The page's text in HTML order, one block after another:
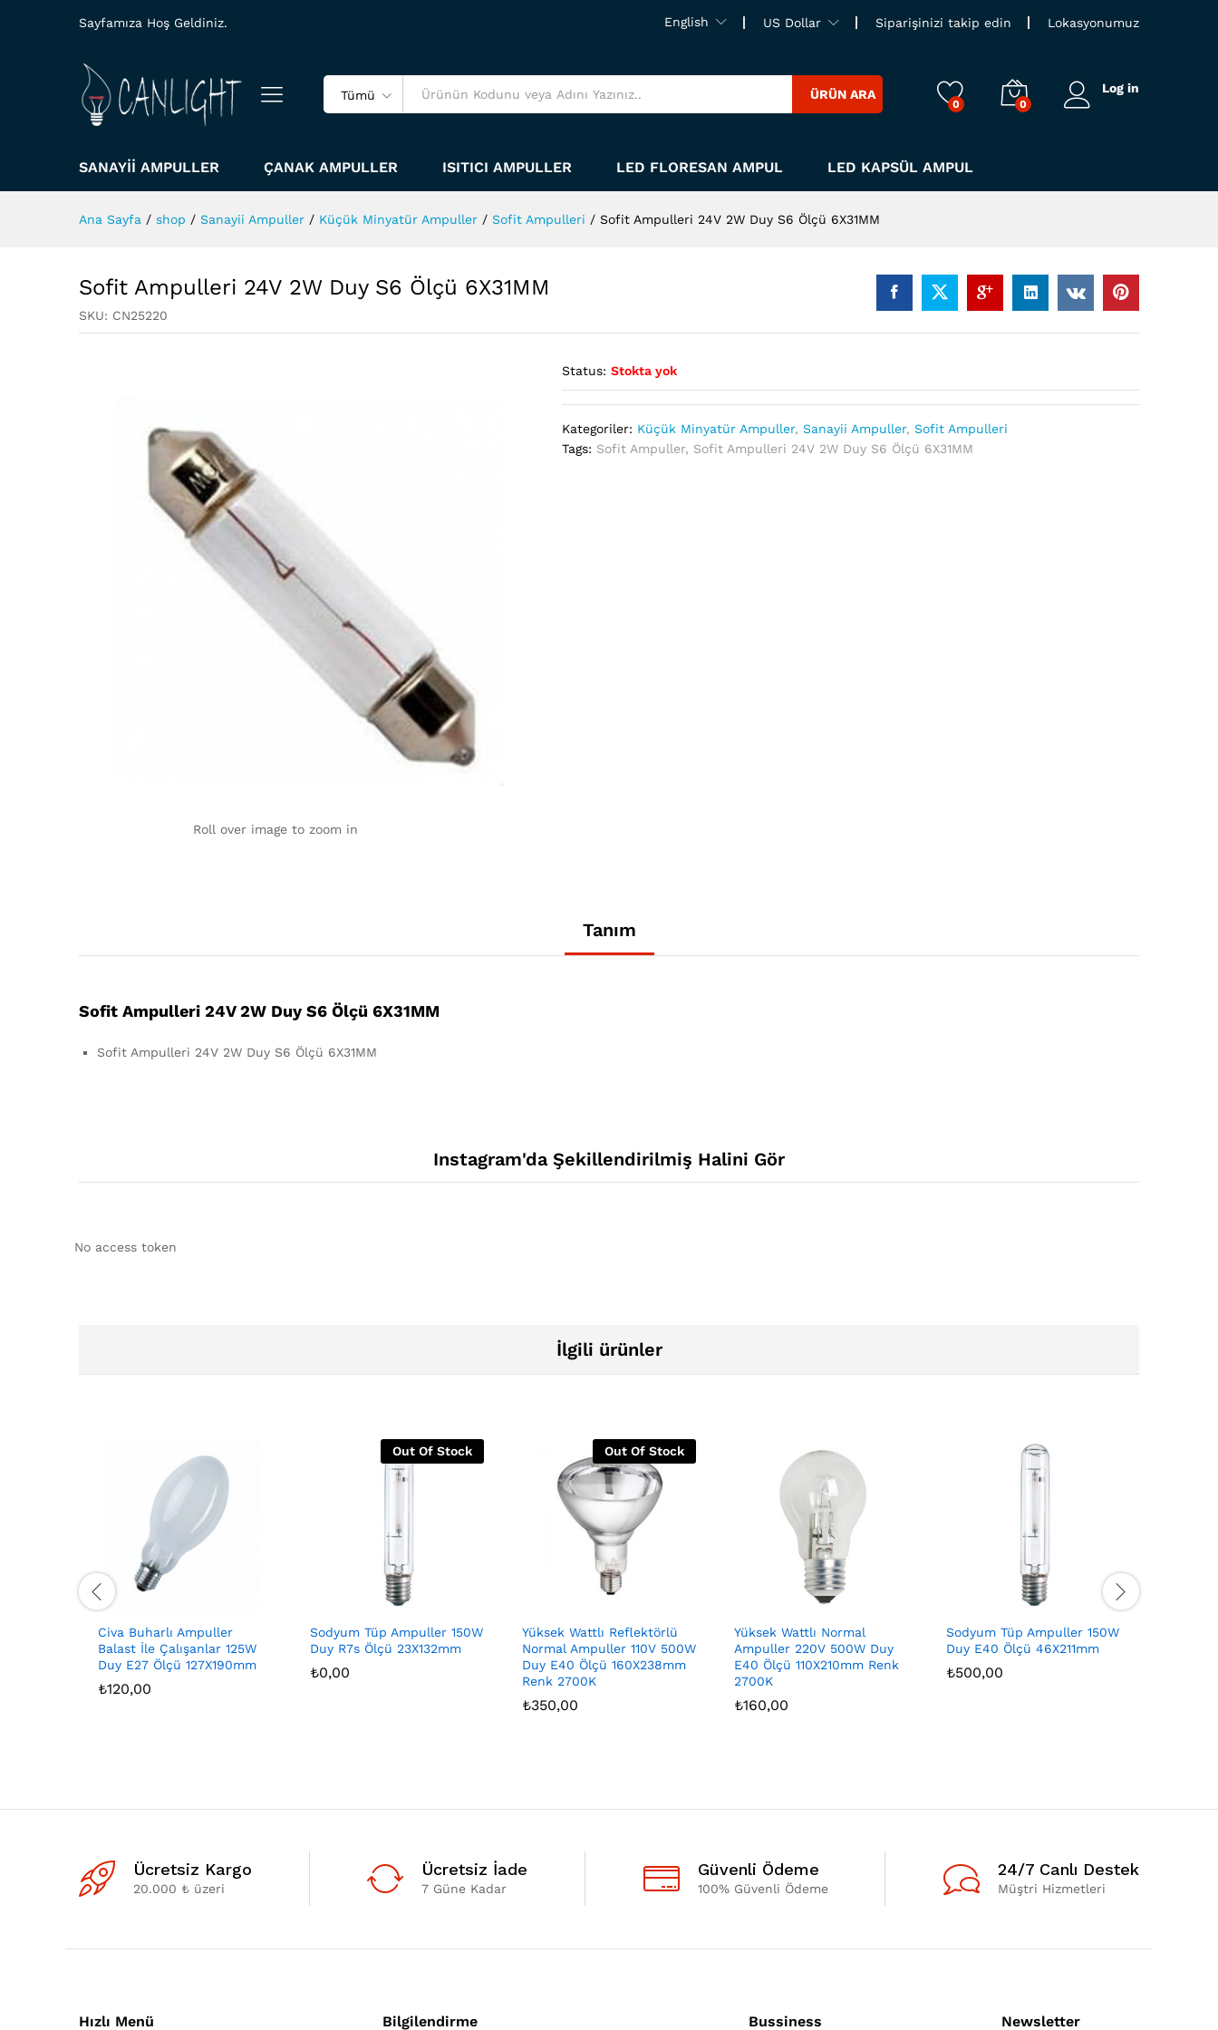
Sayfamıza Hoş Geldiniz. English US Dollar Siparişinizi takip edin Lokasyonumuz
Tümü ÜRÜN ARA
0 0
Log in
SANAYII AMPULLER ÇANAK AMPULLER ISITICI AMPULLER LED FLORESAN AMPUL LED KAPSÜL AMPUL
Ana Sayfa / shop / Sanayii Ampuller / Küçük Minyatür Ampuller / Sofit Ampulleri / Sofit Ampulleri 24V 2W Duy S6 Ölçü 6X31MM
Sofit Ampulleri 24V 2W Duy S6 Ölçü 6X31MM
SKU: CN25220
Roll over image to zoom in
Status: Stokta yok
Kategoriler: Küçük Minyatür Ampuller,Sanayii Ampuller,Sofit Ampulleri
Tags: Sofit Ampuller, Sofit Ampulleri 24V 2W Duy S6 Ölçü 6X31MM
Tanım
Sofit Ampulleri 24V 2W Duy S6 Ölçü 6X31MM
Sofit Ampulleri 24V 2W Duy S6 Ölçü 6X31MM
Instagram'da Şekillendirilmiş Halini Gör
No access token
İlgili ürünler
Civa Buharlı Ampuller
Balast İle Çalışanlar 125W
Duy E27 Ölçü 127X190mm
₺120,00
Out Of Stock
Sodyum Tüp Ampuller 150W
Duy R7s Ölçü 23X132mm
₺0,00
Out Of Stock
Yüksek Wattlı Reflektörlü
Normal Ampuller 110V 500W
Duy E40 Ölçü 160X238mm
Renk 2700K
₺350,00
Yüksek Wattlı Normal
Ampuller 220V 500W Duy
E40 Ölçü 110X210mm Renk
2700K
₺160,00
Sodyum Tüp Ampuller 150W
Duy E40 Ölçü 46X211mm
₺500,00
Ücretsiz Kargo
20.000 ₺ üzeri
Ücretsiz İade
7 Güne Kadar
Güvenli Ödeme
100% Güvenli Ödeme
24/7 Canlı Destek
Müştri Hizmetleri
Hızlı Menü Bilgilendirme Bussiness Newsletter